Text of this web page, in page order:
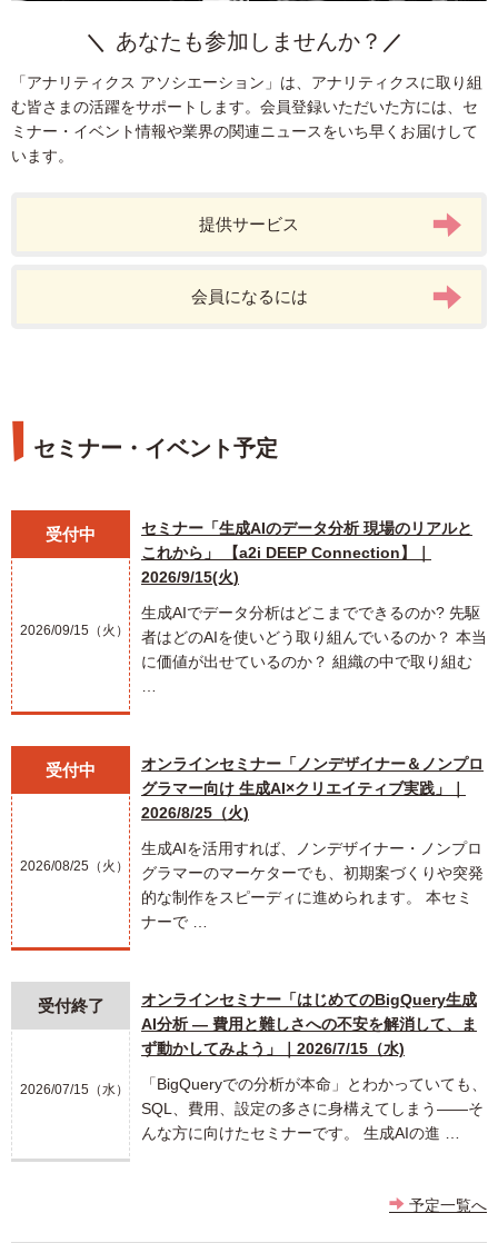
あなたも参加しませんか？
「アナリティクス アソシエーション」は、アナリティクスに取り組
む皆さまの活躍をサポートします。会員登録いただいた方には、セ
ミナー・イベント情報や業界の関連ニュースをいち早くお届けして
います。
提供サービス
会員になるには
セミナー・イベント予定
受付中
2026/09/15（火）
セミナー「生成AIのデータ分析 現場のリアルと
これから」 【a2i DEEP Connection】｜
2026/9/15(火)
生成AIでデータ分析はどこまでできるのか? 先駆
者はどのAIを使いどう取り組んでいるのか？ 本当
に価値が出せているのか？ 組織の中で取り組む
受付中
2026/08/25（火）
オンラインセミナー「ノンデザイナー＆ノンプロ
グラマー向け 生成AI×クリエイティブ実践」｜
2026/8/25（火)
生成AIを活用すれば、ノンデザイナー・ノンプロ
グラマーのマーケターでも、初期案づくりや突発
的な制作をスピーディに進められます。 本セミ
ナーで …
受付終了
2026/07/15（水）
オンラインセミナー「はじめてのBigQuery生成
AI分析 ― 費用と難しさへの不安を解消して、ま
ず動かしてみよう」｜2026/7/15（水)
「BigQueryでの分析が本命」とわかっていても、
SQL、費用、設定の多さに身構えてしまう――そ
んな方に向けたセミナーです。 生成AIの進 …
予定一覧へ